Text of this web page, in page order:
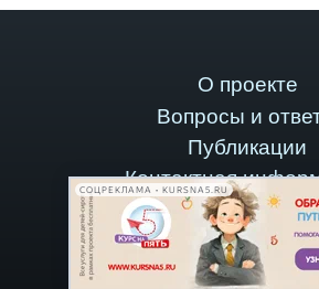
О проекте
Вопросы и
Публикации
Контактная
Стать
Версия для
СОЦРЕКЛАМА • KURSNA5.RU